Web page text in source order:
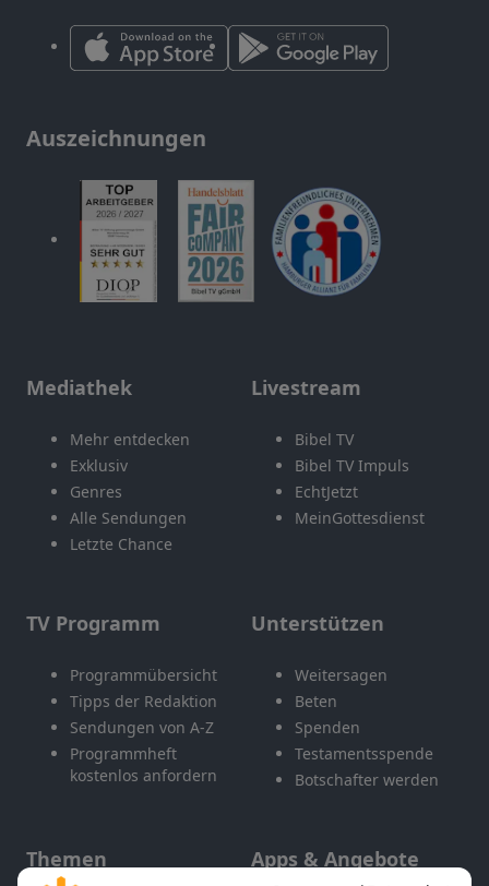
Auszeichnungen
Mediathek
Mehr entdecken
Exklusiv
Genres
Alle Sendungen
Letzte Chance
Livestream
Bibel TV
Bibel TV Impuls
EchtJetzt
MeinGottesdienst
TV Programm
Programmübersicht
Tipps der Redaktion
Sendungen von A-Z
Programmheft
kostenlos anfordern
Unterstützen
Weitersagen
Beten
Spenden
Testamentsspende
Botschafter werden
Themen Apps & Angebote